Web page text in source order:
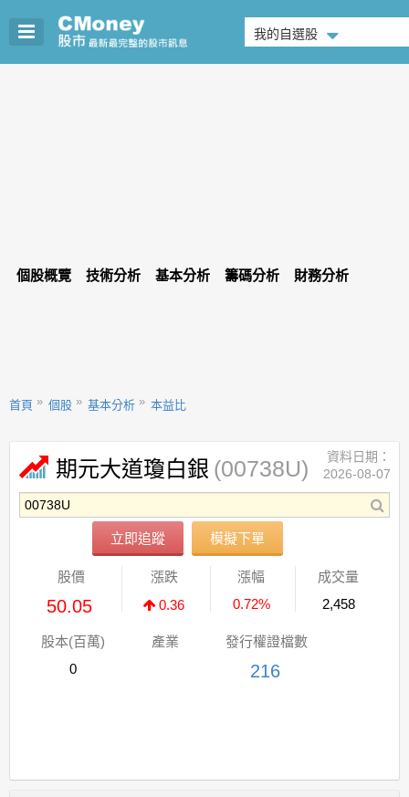
我的自選股
個股概覽 技術分析 基本分析 籌碼分析 財務分析
首頁 個股 基本分析 本益比
期元大道瓊白銀 (00738U)
立即追蹤 模擬下單
資料日期：
2026-08-07
股價
50.05
漲跌
0.36
漲幅
0.72%
成交量
2,458
股本(百萬)
0
產業 發行權證檔數
216